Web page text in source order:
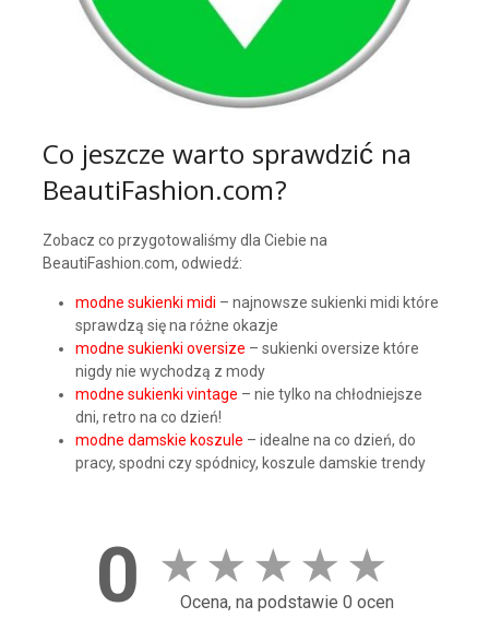
Co jeszcze warto sprawdzić na
BeautiFashion.com?
Zobacz co przygotowaliśmy dla Ciebie na
BeautiFashion.com, odwiedź:
modne sukienki midi – najnowsze sukienki midi które
sprawdzą się na różne okazje
modne sukienki oversize – sukienki oversize które
nigdy nie wychodzą z mody
modne sukienki vintage – nie tylko na chłodniejsze
dni, retro na co dzień!
modne damskie koszule – idealne na co dzień, do
pracy, spodni czy spódnicy, koszule damskie trendy
0 ★ ★ ★ ★ ★
Ocena, na podstawie 0 ocen